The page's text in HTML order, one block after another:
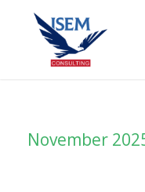
November